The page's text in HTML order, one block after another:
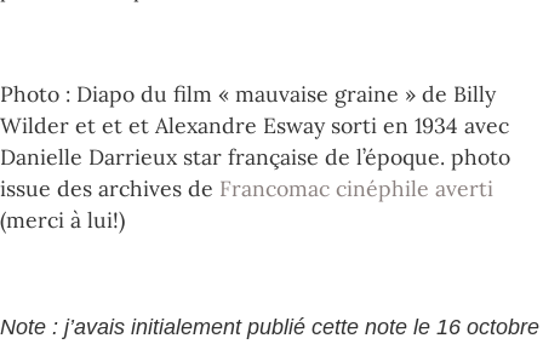
Photo : Diapo du film « mauvaise graine » de Billy
Wilder et et et Alexandre Esway sorti en 1934 avec
Danielle Darrieux star française de l’époque. photo
issue des archives de Francomac cinéphile averti
(merci à lui!)
Note : j’avais initialement publié cette note le 16 octobre